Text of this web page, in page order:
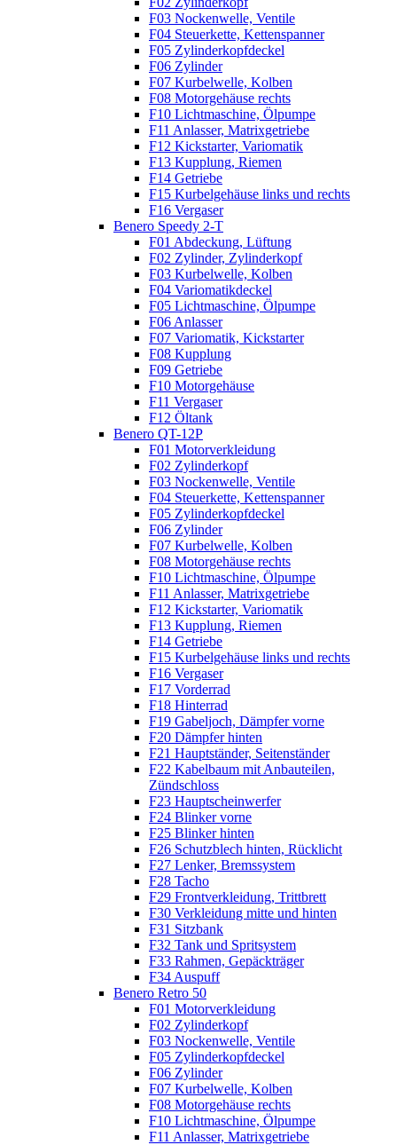
F03 Nockenwelle, Ventile
F04 Steuerkette, Kettenspanner
F05 Zylinderkopfdeckel
F06 Zylinder
F07 Kurbelwelle, Kolben
F08 Motorgehäuse rechts
F10 Lichtmaschine, Ölpumpe
F11 Anlasser, Matrixgetriebe
F12 Kickstarter, Variomatik
F13 Kupplung, Riemen
F14 Getriebe
F15 Kurbelgehäuse links und rechts
F16 Vergaser
Benero Speedy 2-T
F01 Abdeckung, Lüftung
F02 Zylinder, Zylinderkopf
F03 Kurbelwelle, Kolben
F04 Variomatikdeckel
F05 Lichtmaschine, Ölpumpe
F06 Anlasser
F07 Variomatik, Kickstarter
F08 Kupplung
F09 Getriebe
F10 Motorgehäuse
F11 Vergaser
F12 Öltank
Benero QT-12P
F01 Motorverkleidung
F02 Zylinderkopf
F03 Nockenwelle, Ventile
F04 Steuerkette, Kettenspanner
F05 Zylinderkopfdeckel
F06 Zylinder
F07 Kurbelwelle, Kolben
F08 Motorgehäuse rechts
F10 Lichtmaschine, Ölpumpe
F11 Anlasser, Matrixgetriebe
F12 Kickstarter, Variomatik
F13 Kupplung, Riemen
F14 Getriebe
F15 Kurbelgehäuse links und rechts
F16 Vergaser
F17 Vorderrad
F18 Hinterrad
F19 Gabeljoch, Dämpfer vorne
F20 Dämpfer hinten
F21 Hauptständer, Seitenständer
F22 Kabelbaum mit Anbauteilen,
Zündschloss
F23 Hauptscheinwerfer
F24 Blinker vorne
F25 Blinker hinten
F26 Schutzblech hinten, Rücklicht
F27 Lenker, Bremssystem
F28 Tacho
F29 Frontverkleidung, Trittbrett
F30 Verkleidung mitte und hinten
F31 Sitzbank
F32 Tank und Spritsystem
F33 Rahmen, Gepäckträger
F34 Auspuff
Benero Retro 50
F01 Motorverkleidung
F02 Zylinderkopf
F03 Nockenwelle, Ventile
F05 Zylinderkopfdeckel
F06 Zylinder
F07 Kurbelwelle, Kolben
F08 Motorgehäuse rechts
F10 Lichtmaschine, Ölpumpe
F11 Anlasser, Matrixgetriebe